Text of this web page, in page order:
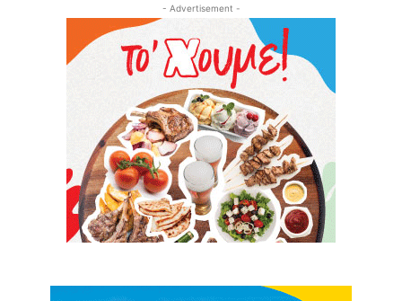
- Advertisement -